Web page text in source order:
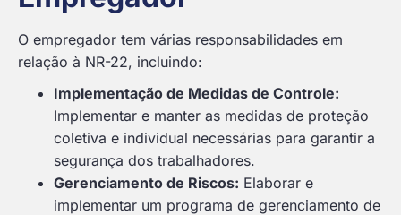
O empregador tem várias responsabilidades em
relação à NR-22, incluindo:
Implementação de Medidas de Controle:
Implementar e manter as medidas de proteção
coletiva e individual necessárias para garantir a
segurança dos trabalhadores.
Gerenciamento de Riscos: Elaborar e
implementar um programa de gerenciamento de